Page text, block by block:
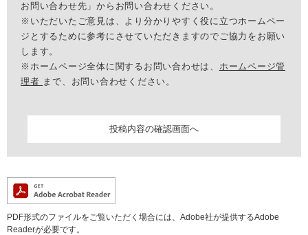
お問い合わせ先」からお問い合わせください。
※いただいたご意見は、より分かりやすく役に立つホームペー
ジとするために参考にさせていただきますのでご協力をお願い
します。
※ホームページ全体に関するお問い合わせは、 ホームページ管
理者 まで、お問い合わせください。
PDF形式のファイルをご覧いただく場合には、Adobe社が提供するAdobe
Readerが必要です。